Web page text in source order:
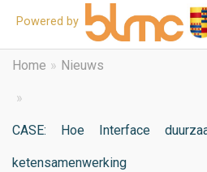
Powered by
Home Nieuws
CASE: Hoe Interface
ketensamenwerking